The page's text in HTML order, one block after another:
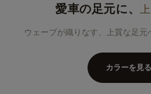
愛車の足元に、
ウェーブが織りなす、上質な足
カラーを見る